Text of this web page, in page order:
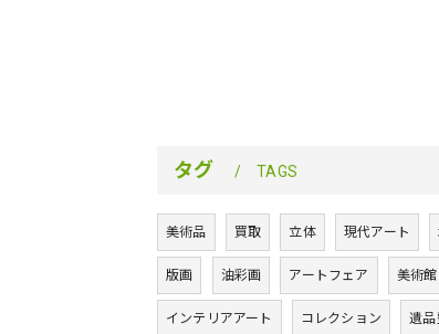
タグ TAGS
美術品 買取 立体 現代アート
版画 油彩画 アートフェア 美術館
インテリアアート コレクション 遺